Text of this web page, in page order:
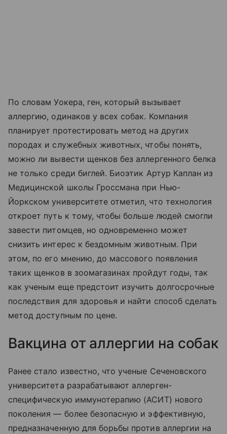
По словам Уокера, ген, который вызывает
аллергию, одинаков у всех собак. Компания
планирует протестировать метод на других
породах и служебных животных, чтобы понять,
можно ли вывести щенков без аллергенного белка
не только среди биглей. Биоэтик Артур Каплан из
Медицинской школы Гроссмана при Нью-
Йоркском университете отметил, что технология
откроет путь к тому, чтобы больше людей смогли
завести питомцев, но одновременно может
снизить интерес к бездомным животным. При
этом, по его мнению, до массового появления
таких щенков в зоомагазинах пройдут годы, так
как ученым еще предстоит изучить долгосрочные
последствия для здоровья и найти способ сделать
метод доступным по цене.
Вакцина от аллергии на собак
Ранее стало известно, что ученые Сеченовского
университета разрабатывают аллерген-
специфическую иммунотерапию (АСИТ) нового
поколения — более безопасную и эффективную,
предназначенную для борьбы против аллергии на